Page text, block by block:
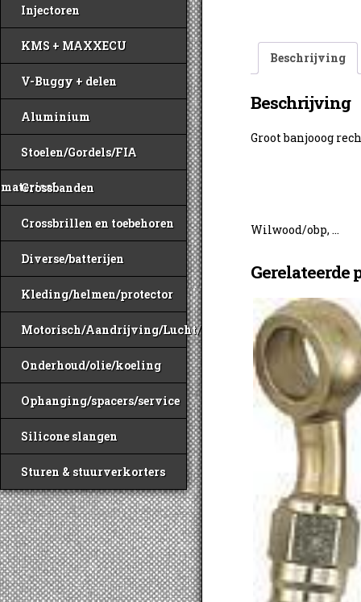
Injectoren
KMS + MAXXECU
V-Buggy + delen
Aluminium
Stoelen/Gordels/FIA
materiaal
Crossbanden
Crossbrillen en toebehoren
Diverse/batterijen
Kleding/helmen/protector
Motorisch/Aandrijving/Lucht/Benzine
Onderhoud/olie/koeling
Ophanging/spacers/service
Silicone slangen
Sturen & stuurverkorters
Beschrijving
Beschrijving
Groot banjooog
Wilwood/obp, …
Gerelateerde